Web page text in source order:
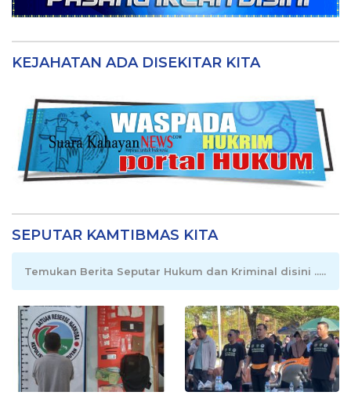
KEJAHATAN ADA DISEKITAR KITA
SEPUTAR KAMTIBMAS KITA
Temukan Berita Seputar Hukum dan Kriminal disini .....